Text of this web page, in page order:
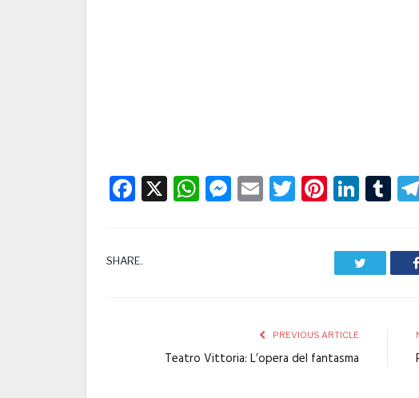
Facebook
X WhatsApp
Messenger
EmailTwitter
SHARE.
PREVIOUS ARTICLE
Teatro Vittoria: L’opera del fantasma